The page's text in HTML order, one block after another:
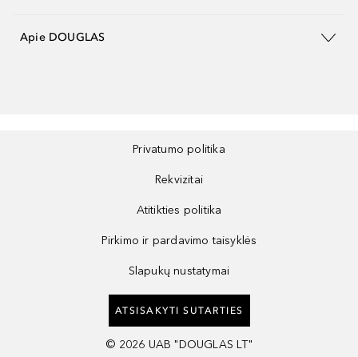
Apie DOUGLAS
Privatumo politika
Rekvizitai
Atitikties politika
Pirkimo ir pardavimo taisyklės
Slapukų nustatymai
ATSISAKYTI SUTARTIES
© 2026 UAB "DOUGLAS LT"